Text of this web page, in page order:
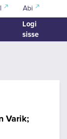
Abi
Logi
sisse
Varik;